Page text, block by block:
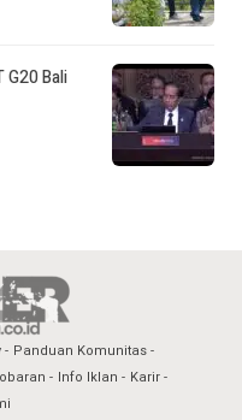
G20 Bali
Panduan Komunitas
Info Iklan
Karir